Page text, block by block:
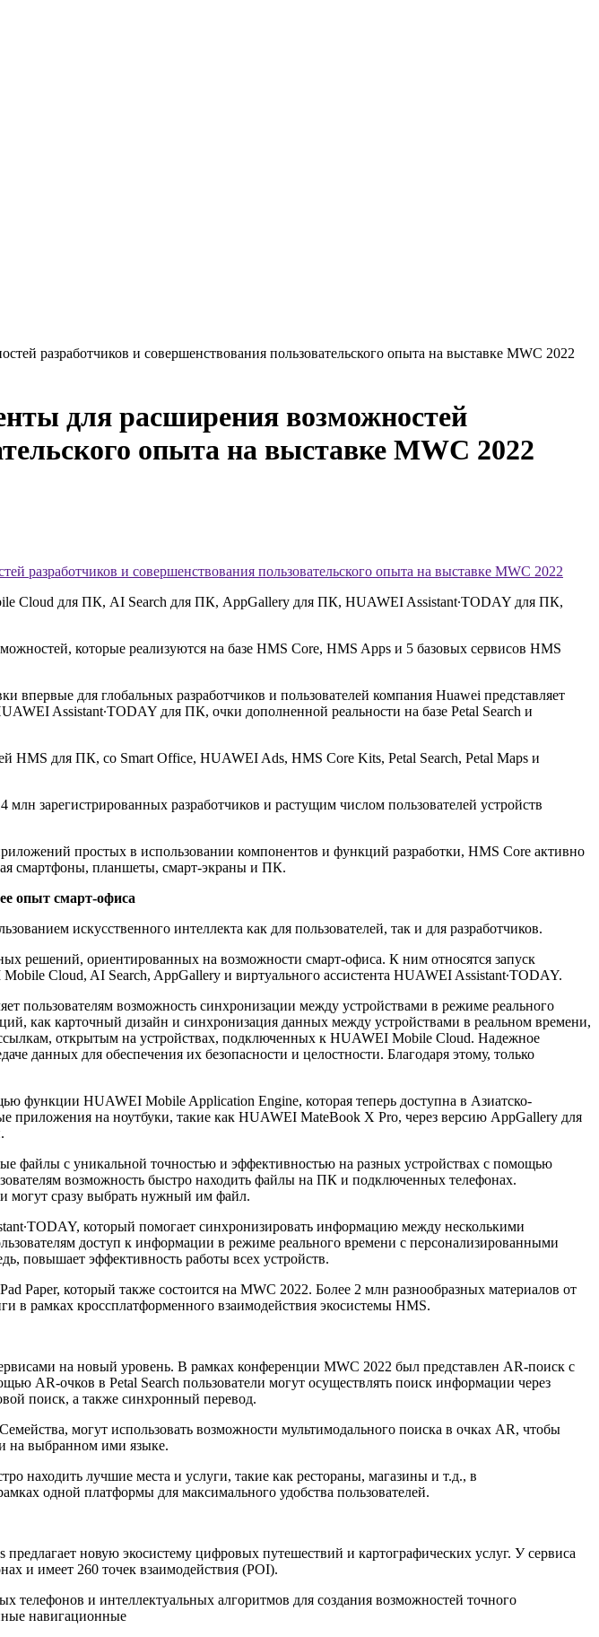
разработчиков и совершенствования пользовательского опыта на выставке MWC 2022
для расширения возможностей
опыта на выставке MWC 2022
разработчиков и совершенствования пользовательского опыта на выставке MWC 2022
Cloud для ПК, AI Search для ПК, AppGallery для ПК, HUAWEI Assistant∙TODAY для ПК,
которые реализуются на базе HMS Core, HMS Apps и 5 базовых сервисов HMS
для глобальных разработчиков и пользователей компания Huawei представляет
Assistant∙TODAY для ПК, очки дополненной реальности на базе Petal Search и
HMS для ПК, со Smart Office, HUAWEI Ads, HMS Core Kits, Petal Search, Petal Maps и
зарегистрированных разработчиков и растущим числом пользователей устройств
простых в использовании компонентов и функций разработки, HMS Core активно
смартфоны, планшеты, смарт-экраны и ПК.
опыт смарт-офиса
искусственного интеллекта как для пользователей, так и для разработчиков.
решений, ориентированных на возможности смарт-офиса. К ним относятся запуск
Cloud, AI Search, AppGallery и виртуального ассистента HUAWEI Assistant∙TODAY.
пользователям возможность синхронизации между устройствами в режиме реального
как карточный дизайн и синхронизация данных между устройствами в реальном времени,
открытым на устройствах, подключенных к HUAWEI Mobile Cloud. Надежное
данных для обеспечения их безопасности и целостности. Благодаря этому, только
HUAWEI Mobile Application Engine, которая теперь доступна в Азиатско-
приложения на ноутбуки, такие как HUAWEI MateBook X Pro, через версию AppGallery для
файлы с уникальной точностью и эффективностью на разных устройствах с помощью
возможность быстро находить файлы на ПК и подключенных телефонах.
могут сразу выбрать нужный им файл.
который помогает синхронизировать информацию между несколькими
доступ к информации в режиме реального времени с персонализированными
повышает эффективность работы всех устройств.
Paper, который также состоится на MWC 2022. Более 2 млн разнообразных материалов от
в рамках кроссплатформенного взаимодействия экосистемы HMS.
на новый уровень. В рамках конференции MWC 2022 был представлен AR-поиск с
AR-очков в Petal Search пользователи могут осуществлять поиск информации через
поиск, а также синхронный перевод.
могут использовать возможности мультимодального поиска в очках AR, чтобы
на выбранном ими языке.
находить лучшие места и услуги, такие как рестораны, магазины и т.д., в
одной платформы для максимального удобства пользователей.
новую экосистему цифровых путешествий и картографических услуг. У сервиса
и имеет 260 точек взаимодействия (POI).
телефонов и интеллектуальных алгоритмов для создания возможностей точного
навигационные